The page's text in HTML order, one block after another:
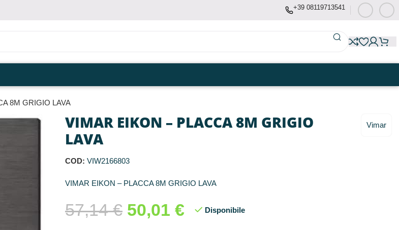
+39 08119713541
8M GRIGIO LAVA
VIMAR EIKON – PLACCA 8M GRIGIO
LAVA
Vimar
COD: VIW2166803
VIMAR EIKON – PLACCA 8M GRIGIO LAVA
57,14€ 50,01 € Disponibile